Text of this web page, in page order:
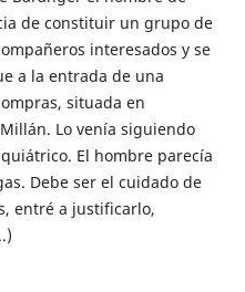
de constituir un grupo de
interesados y se
a la entrada de una
situada en
Lo venía siguiendo
El hombre parecía
Debe ser el cuidado de
entré a justificarlo,